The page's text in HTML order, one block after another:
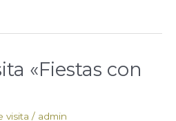
«Fiestas con
visita / admin